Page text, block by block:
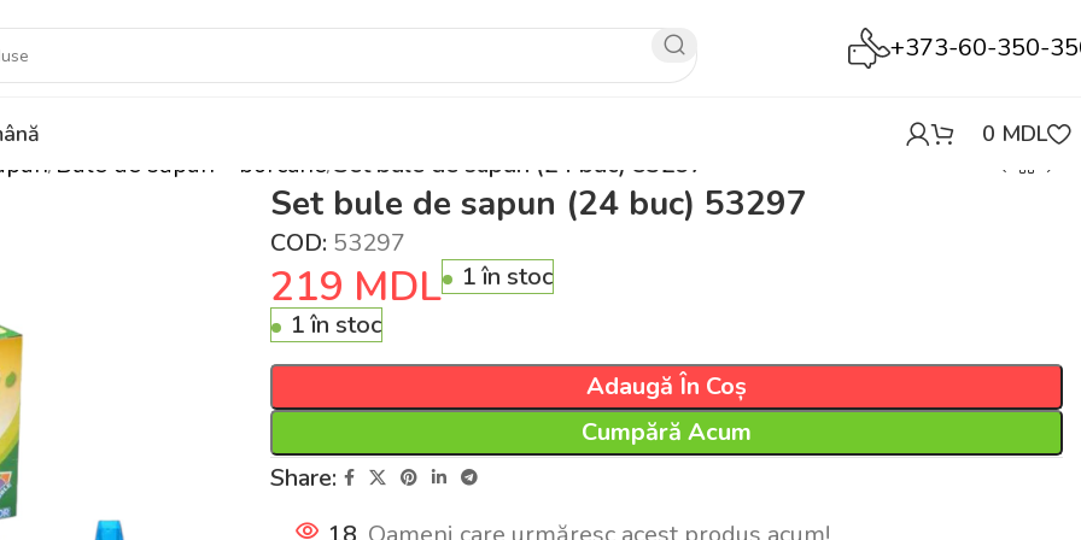
+373-60-350-
0 MDL
Bule de săpun – borcane Set bule de sapun (24 buc) 53297
Set bule de sapun (24 buc) 53297
COD: 53297
219 MDL
1 în stoc
1 în stoc
Adaugă În Coș
Cumpără Acum
Share: